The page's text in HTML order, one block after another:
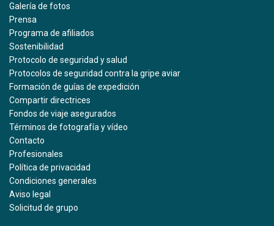
Galería de fotos
Prensa
Programa de afiliados
Sostenibilidad
Protocolo de seguridad y salud
Protocolos de seguridad contra la gripe aviar
Formación de guías de expedición
Compartir directrices
Fondos de viaje asegurados
Términos de fotografía y vídeo
Contacto
Profesionales
Política de privacidad
Condiciones generales
Aviso legal
Solicitud de grupo